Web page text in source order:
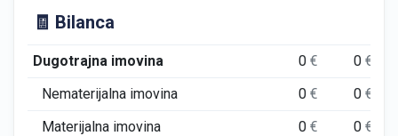
🧾 Bilanca
Dugotrajna imovina 0€ 0€
Nematerijalna imovina
0€ 0€
Materijalna imovina
0€ 0€